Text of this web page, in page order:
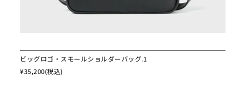
ビッグロゴ・スモールショルダーバッグ.1
¥35,200(税込)